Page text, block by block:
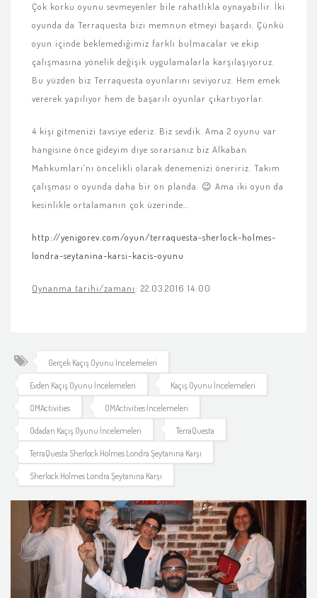
Çok korku oyunu sevmeyenler bile rahatlıkla oynayabilir. İki
oyunda da Terraquesta bizi memnun etmeyi başardı. Çünkü
oyun içinde beklemediğimiz farklı bulmacalar ve ekip
çalışmasına yönelik değişik uygulamalarla karşılaşıyoruz.
Bu yüzden biz Terraquesta oyunlarını seviyoruz. Hem emek
vererek yapılıyor hem de başarılı oyunlar çıkartıyorlar.
4 kişi gitmenizi tavsiye ederiz. Biz sevdik. Ama 2 oyunu var
hangisine önce gideyim diye sorarsanız biz Alkaban
Mahkumları’nı öncelikli olarak denemenizi öneririz. Takım
çalışması o oyunda daha bir ön planda. 😉 Ama iki oyun da
kesinlikle ortalamanın çok üzerinde…
http://yenigorev.com/oyun/terraquesta-sherlock-holmes-
londra-seytanina-karsi-kacis-oyunu
Oynanma tarihi/zamanı: 22.03.2016 14:00
Gerçek Kaçış Oyunu İncelemeleri
Evden Kaçış Oyunu İncelemeleri Kaçış Oyunu İncelemeleri
OMActivities OMActivities İncelemeleri
Odadan Kaçış Oyunu İncelemeleri TerraQuesta
TerraQuesta Sherlock Holmes Londra Şeytanına Karşı
Sherlock Holmes Londra Şeytanına Karşı